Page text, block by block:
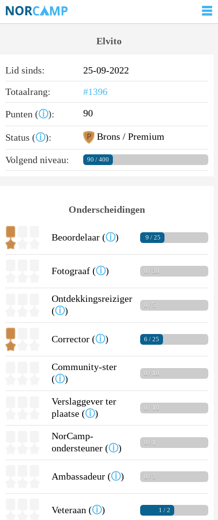
Elvito
Lid sinds:
25-09-2022
Totaalrang:
#1396
Punten (ⓘ): 90
Status (ⓘ): Brons / Premium
Volgend niveau: 90 / 400
Onderscheidingen
Beoordelaar (ⓘ) 9 / 25
Fotograaf (ⓘ) 0 / 30
Ontdekkingsreiziger
(ⓘ)
0 / 5
Corrector (ⓘ) 6 / 25
Community-ster
(ⓘ)
0 / 10
Verslaggever ter
plaatse (ⓘ)
0 / 10
NorCamp-
ondersteuner (ⓘ)
0 / 1
Ambassadeur (ⓘ) 0 / 3
Veteraan (ⓘ) 1 / 2